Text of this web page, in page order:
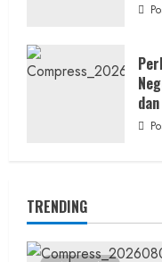
TRENDING